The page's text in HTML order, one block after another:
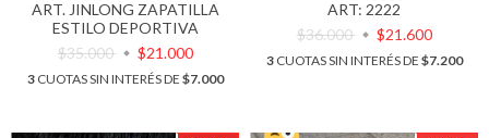
ART. JINLONG ZAPATILLA
ESTILO DEPORTIVA
$35.000
$21.000
3CUOTAS SIN INTERÉS DE $7.000
ART: 2222
$36.000
$21.600
3CUOTAS SIN INTERÉS DE $7.200